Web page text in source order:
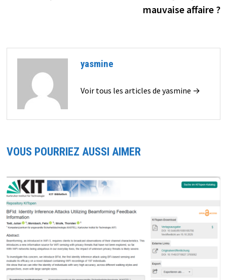
mauvaise affaire ?
yasmine
Voir tous les articles de yasmine →
VOUS POURRIEZ AUSSI AIMER